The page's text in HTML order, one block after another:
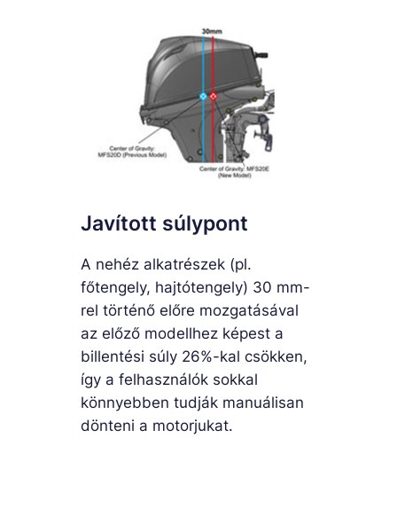
Javított súlypont
A nehéz alkatrészek (pl.
főtengely, hajtótengely) 30 mm-
rel történő előre mozgatásával
az előző modellhez képest a
billentési súly 26%-kal csökken,
így a felhasználók sokkal
könnyebben tudják manuálisan
dönteni a motorjukat.